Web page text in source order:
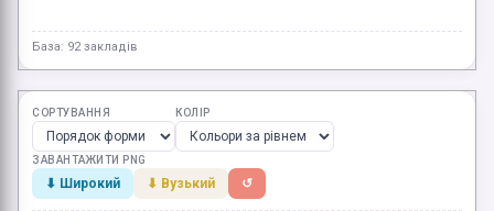
База: 92 закладів
СОРТУВАННЯ КОЛІР
ЗАВАНТАЖИТИ PNG
⬇ Широкий ⬇ Вузький ↺